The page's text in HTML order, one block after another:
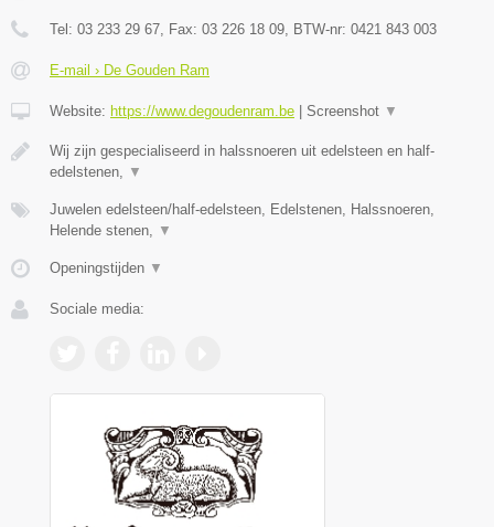
Tel: 03 233 29 67, Fax: 03 226 18 09, BTW-nr: 0421 843 003
E-mail › De Gouden Ram
Website: https://www.degoudenram.be Screenshot ▼
Wij zijn gespecialiseerd in halssnoeren uit edelsteen en half-
edelstenen, ▼
Juwelen edelsteen/half-edelsteen, Edelstenen, Halssnoeren,
Helende stenen, ▼
Openingstijden ▼
Sociale media: